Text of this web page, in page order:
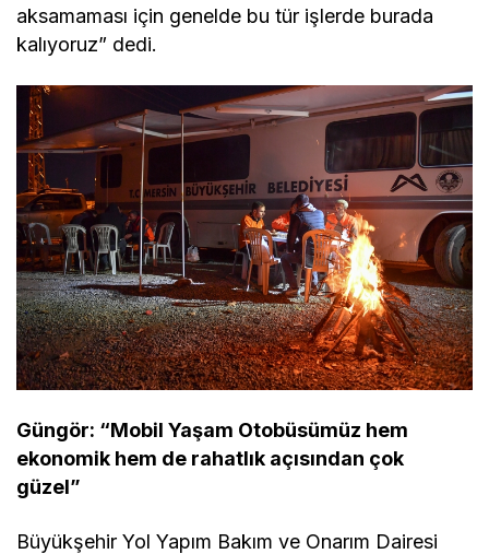
aksamaması için genelde bu tür işlerde burada
kalıyoruz” dedi.
Güngör: “Mobil Yaşam Otobüsümüz hem
ekonomik hem de rahatlık açısından çok
güzel”
Büyükşehir Yol Yapım Bakım ve Onarım Dairesi